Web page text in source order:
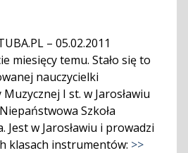
– 05.02.2011
miesięcy temu. Stało się to
nauczycielki
I st. w Jarosławiu
Szkoła
Jest w Jarosławiu i prowadzi
klasach instrumentów: >>